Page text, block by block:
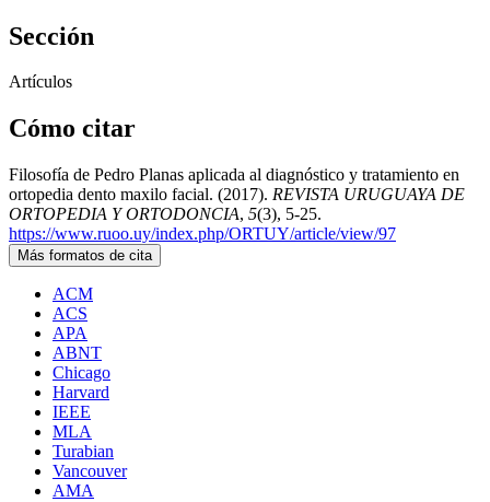
Sección
Artículos
Cómo citar
Filosofía de Pedro Planas aplicada al diagnóstico y tratamiento en
ortopedia dento maxilo facial. (2017). REVISTA URUGUAYA DE
ORTOPEDIA Y ORTODONCIA, 5(3), 5-25.
https://www.ruoo.uy/index.php/ORTUY/article/view/97
Más formatos de cita
ACM
ACS
APA
ABNT
Chicago
Harvard
IEEE
MLA
Turabian
Vancouver
AMA